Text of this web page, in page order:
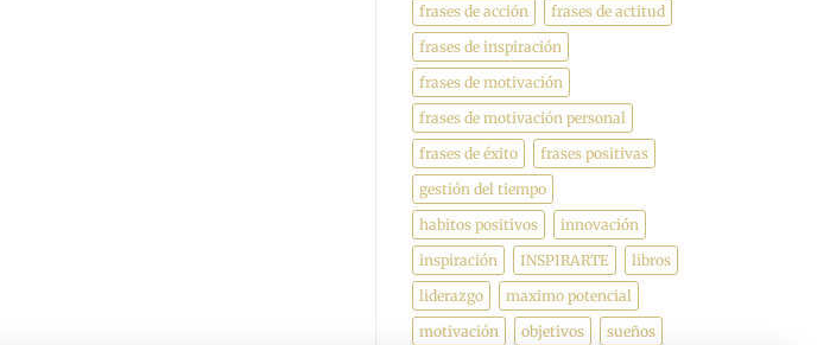
frases de acción
frases de actitud
frases de inspiración
frases de motivación
frases de motivación personal
frases de éxito
frases positivas
gestión del tiempo
habitos positivos
innovación
inspiración
INSPIRARTE
libros
liderazgo
maximo potencial
motivación
objetivos
sueños